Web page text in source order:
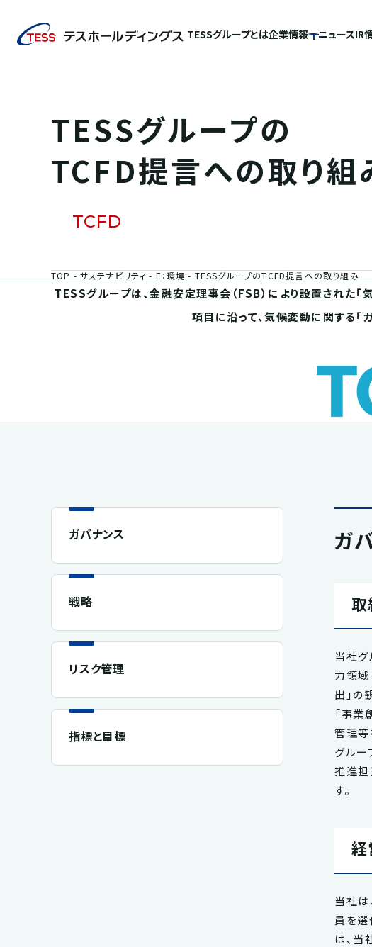
TESSグループとは企業情報 ニュースIR
TESSグループの
TCFD提言への取り組
TCFD
TOP サステナビリティ E：環境 TESSグループのTCFD提言への取り組み
TESSグループは、金融安定理事会（FSB）により設置された
項目に沿って、気候変動に関する「
ガバナンス
戦略
リスク管理
指標と目標
ガ
取
当社グ
力領域
出」の
「事業
管理等
グルー
推進担
す。
経
当社は
員を選
は、当